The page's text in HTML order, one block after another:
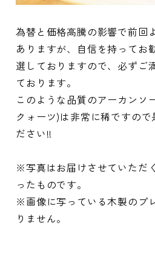
為替と価格高騰の影響で前回
ありますが、自信を持ってお
選しておりますので、必ずご
ております。
このような品質のアーカンソ
クォーツ)は非常に稀ですので
ださい!!
※写真はお届けさせていただ
ったものです。
※画像に写っている木製のプ
りません。